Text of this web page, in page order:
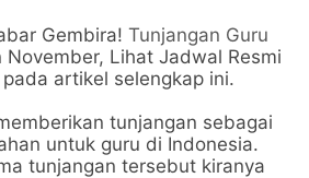
Gembira!Tunjangan Guru
November, Lihat Jadwal Resmi
artikel selengkap ini.
tunjangan sebagai
untuk guru di Indonesia.
tunjangan tersebut kiranya